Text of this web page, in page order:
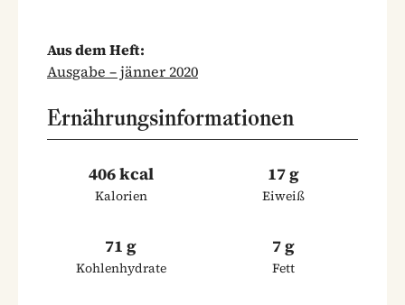
Aus dem Heft:
Ausgabe – jänner 2020
Ernährungsinformationen
406 kcal
Kalorien
17 g
Eiweiß
71 g
Kohlenhydrate
7 g
Fett